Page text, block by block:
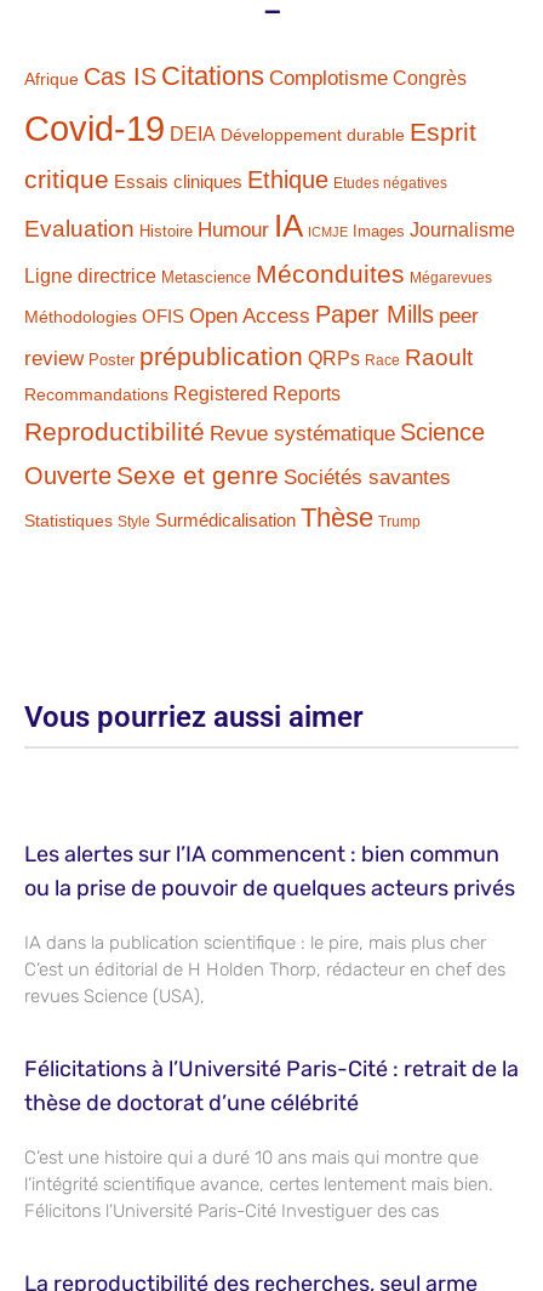
–
Afrique Cas IS Citations Complotisme Congrès
Covid-19 DEIA Développement durable Esprit
critique Essais cliniques Ethique Etudes négatives
Evaluation Histoire Humour IA ICMJE Images Journalisme
Ligne directrice Metascience Méconduites Mégarevues
Méthodologies OFIS Open Access Paper Mills peer
review Poster prépublication QRPs Race Raoult
Recommandations Registered Reports
Reproductibilité Revue systématique Science
Ouverte Sexe et genre Sociétés savantes
Statistiques Style Surmédicalisation Thèse Trump
Vous pourriez aussi aimer
Les alertes sur l’IA commencent : bien commun
ou la prise de pouvoir de quelques acteurs privés
IA dans la publication scientifique : le pire, mais plus cher
C’est un éditorial de H Holden Thorp, rédacteur en chef des
revues Science (USA),
Félicitations à l’Université Paris-Cité : retrait de la
thèse de doctorat d’une célébrité
C’est une histoire qui a duré 10 ans mais qui montre que
l’intégrité scientifique avance, certes lentement mais bien.
Félicitons l’Université Paris-Cité Investiguer des cas
La reproductibilité des recherches, seul arme